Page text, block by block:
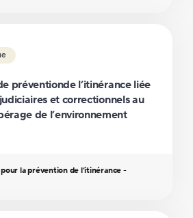
préventionde l’itinérance liée
et correctionnels au
de l’environnement
la prévention de l’itinérance -